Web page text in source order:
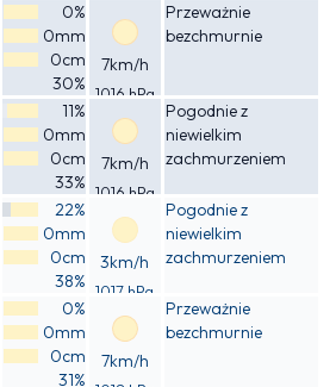
0%
0mm
0cm
30%
7km/h
1016 hPa
Przeważnie
bezchmurnie
11%
0mm
0cm
33%
7km/h
1016 hPa
Pogodnie z
niewielkim
zachmurzeniem
22%
0mm
0cm
38%
3km/h
1017 hPa
Pogodnie z
niewielkim
zachmurzeniem
0%
0mm
0cm
31%
7km/h
Przeważnie
bezchmurnie